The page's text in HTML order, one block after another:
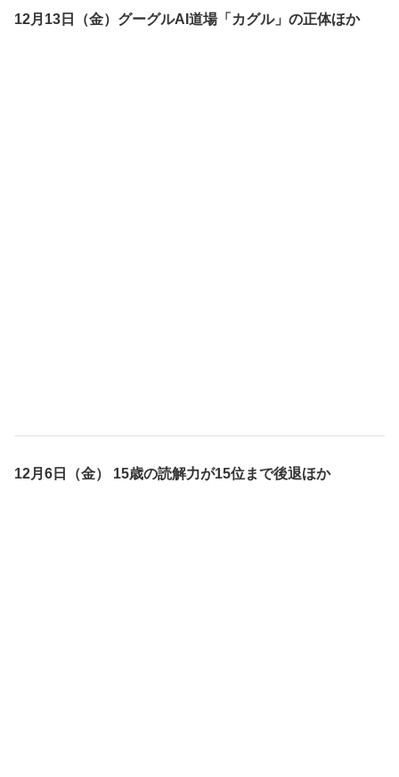
12月13日（金）グーグルAI道場「カグル」の正体ほか
12月6日（金） 15歳の読解力が15位まで後退ほか